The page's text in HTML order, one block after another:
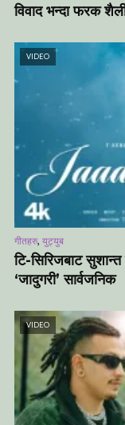
विवाद भन्दा फरक
VIDEO
गीतहरु, युट्युब
टि-सिरिजबाट सुशान्त
‘जादुगरी’ सार्वजनिक
VIDEO